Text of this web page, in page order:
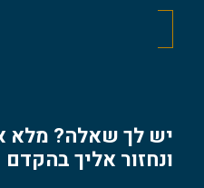
יש לך שאלה? מלא
ונחזור אליך בהקדם